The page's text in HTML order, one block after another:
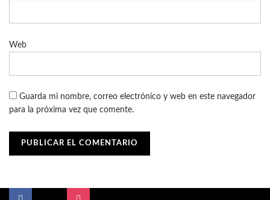
Web
Guarda mi nombre, correo electrónico y web en este navegador
para la próxima vez que comente.